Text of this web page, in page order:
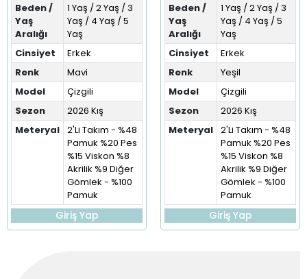
Beden /
Yaş
Aralığı
1 Yaş / 2 Yaş / 3
Yaş / 4 Yaş / 5
Yaş
Cinsiyet
Erkek
Renk
Mavi
Model
Çizgili
Sezon
2026 Kış
Meteryal 2'Li Takım - %48
Pamuk %20 Pes
%15 Viskon %8
Akrilik %9 Diğer
Gömlek - %100
Pamuk
Giriş Yap
Beden /
Yaş
Aralığı
1 Yaş / 2 Yaş / 3
Yaş / 4 Yaş / 5
Yaş
Cinsiyet
Erkek
Renk
Yeşil
Model
Çizgili
Sezon
2026 Kış
Meteryal 2'Li Takım - %48
Pamuk %20 Pes
%15 Viskon %8
Akrilik %9 Diğer
Gömlek - %100
Pamuk
Giriş Yap